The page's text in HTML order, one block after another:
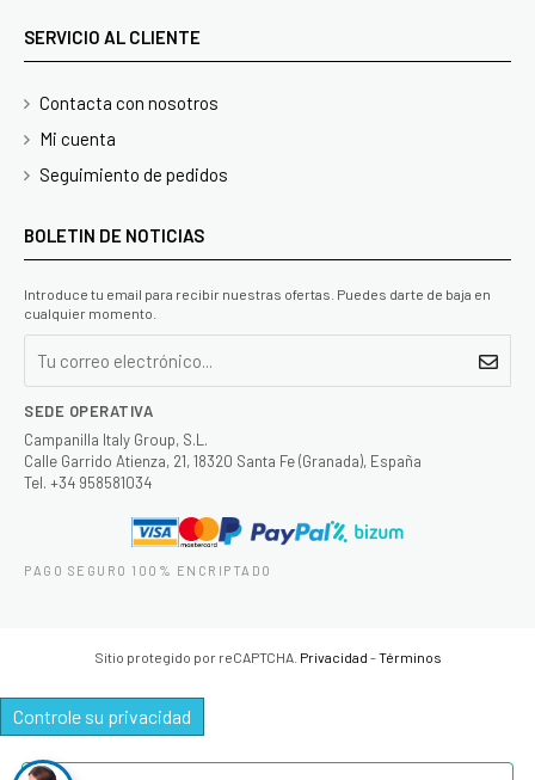
SERVICIO AL CLIENTE
Contacta con nosotros
Mi cuenta
Seguimiento de pedidos
BOLETIN DE NOTICIAS
Introduce tu email para recibir nuestras ofertas. Puedes darte de baja en
cualquier momento.
SEDE OPERATIVA
Campanilla Italy Group, S.L.
Calle Garrido Atienza, 21, 18320 Santa Fe (Granada), España
Tel. +34 958581034
PAGO SEGURO 100% ENCRIPTADO
Sitio protegido por reCAPTCHA. Privacidad -Términos
Controle su privacidad